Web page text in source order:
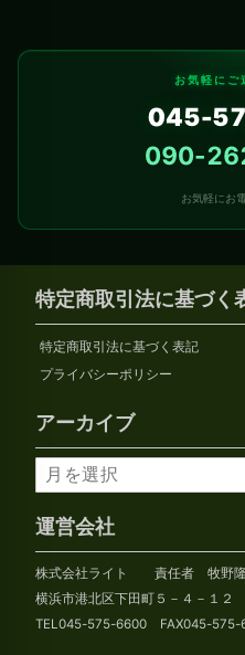
お気軽にご
045-
090-
お気軽にお
特定商取引法に基づく
特定商取引法に基づく表記
プライバシーポリシー
アーカイブ
ア
ー
カ
イ
ブ
運営会社
株式会社ライト 責任者 牧野
横浜市港北区下田町５－４－１２
TEL045-575-6600 FAX045-575-